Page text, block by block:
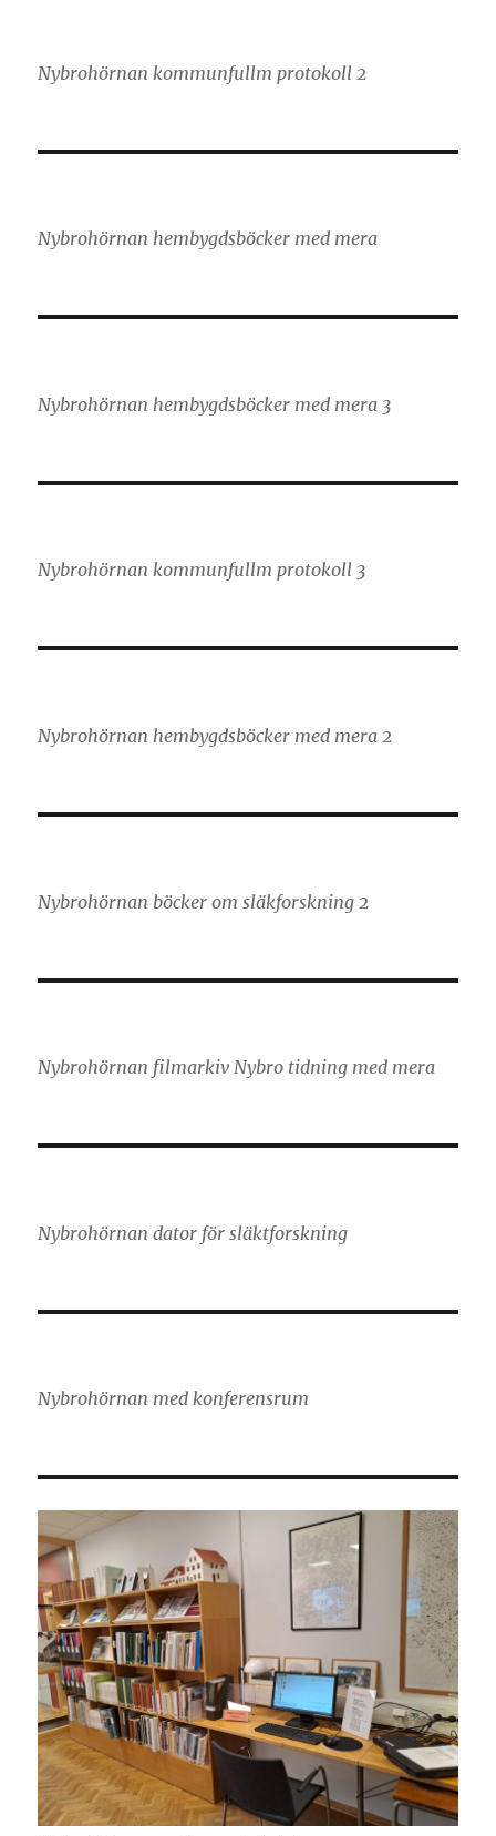
Nybrohörnan kommunfullm protokoll 2
Nybrohörnan hembygdsböcker med mera
Nybrohörnan hembygdsböcker med mera 3
Nybrohörnan kommunfullm protokoll 3
Nybrohörnan hembygdsböcker med mera 2
Nybrohörnan böcker om släkforskning 2
Nybrohörnan filmarkiv Nybro tidning med mera
Nybrohörnan dator för släktforskning
Nybrohörnan med konferensrum